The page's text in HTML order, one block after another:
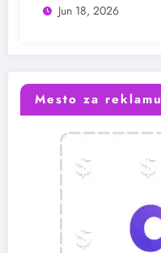
Jun 18, 2026
Mesto za reklamu